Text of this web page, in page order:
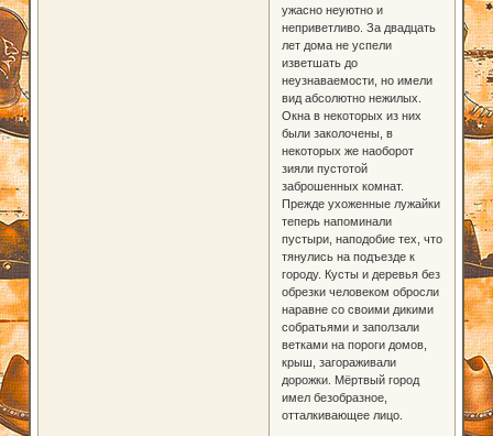
ужасно неуютно и
неприветливо. За двадцать
лет дома не успели
изветшать до
неузнаваемости, но имели
вид абсолютно нежилых.
Окна в некоторых из них
были заколочены, в
некоторых же наоборот
зияли пустотой
заброшенных комнат.
Прежде ухоженные лужайки
теперь напоминали
пустыри, наподобие тех, что
тянулись на подъезде к
городу. Кусты и деревья без
обрезки человеком обросли
наравне со своими дикими
собратьями и заползали
ветками на пороги домов,
крыш, загораживали
дорожки. Мёртвый город
имел безобразное,
отталкивающее лицо.